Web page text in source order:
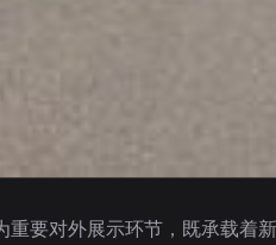
要对外展示环节，既承载着